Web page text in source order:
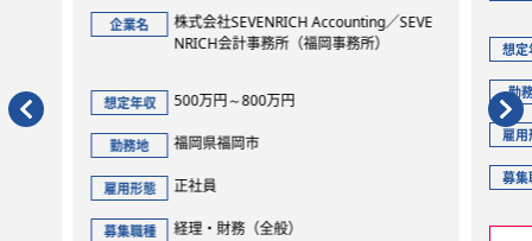
企業名
株式会社SEVENRICH Accounting／SEVE
NRICH会計事務所（福岡事務所）
想定年収 500万円～800万円
勤務地 福岡県福岡市
雇用形態 正社員
募集職種 経理・財務（全般）
想定
勤
雇用
募集